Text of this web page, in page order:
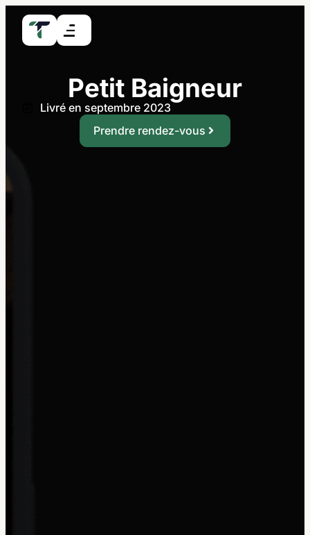
Petit Baigneur
Livré en septembre 2023
Prendre rendez-vous